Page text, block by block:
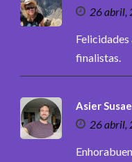
26 abril,
Felicidades
finalistas.
Asier
26 abril,